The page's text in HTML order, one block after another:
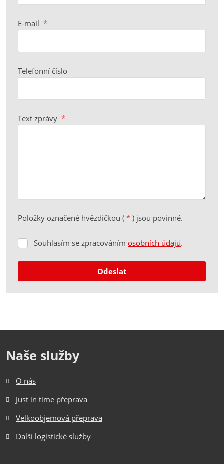
E-mail *
Telefonní číslo
Text zprávy *
Položky označené hvězdičkou ( * ) jsou povinné.
Souhlasím
zpracováním
Souhlasím se zpracováním osobních údajů.
Odeslat
Naše služby
O nás
Just in time přeprava
Velkoobjemová přeprava
Další logistické služby